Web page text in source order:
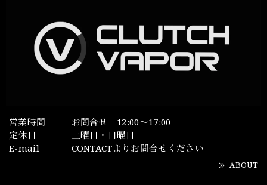
営業時間
お問合せ 12:00～17:00
定休日
土曜日・日曜日
E-mail
CONTACTよりお問合せください
ABOUT